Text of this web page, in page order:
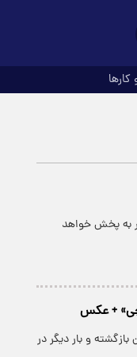
به پخش خواهد
+ عکس
و بار دیگر در